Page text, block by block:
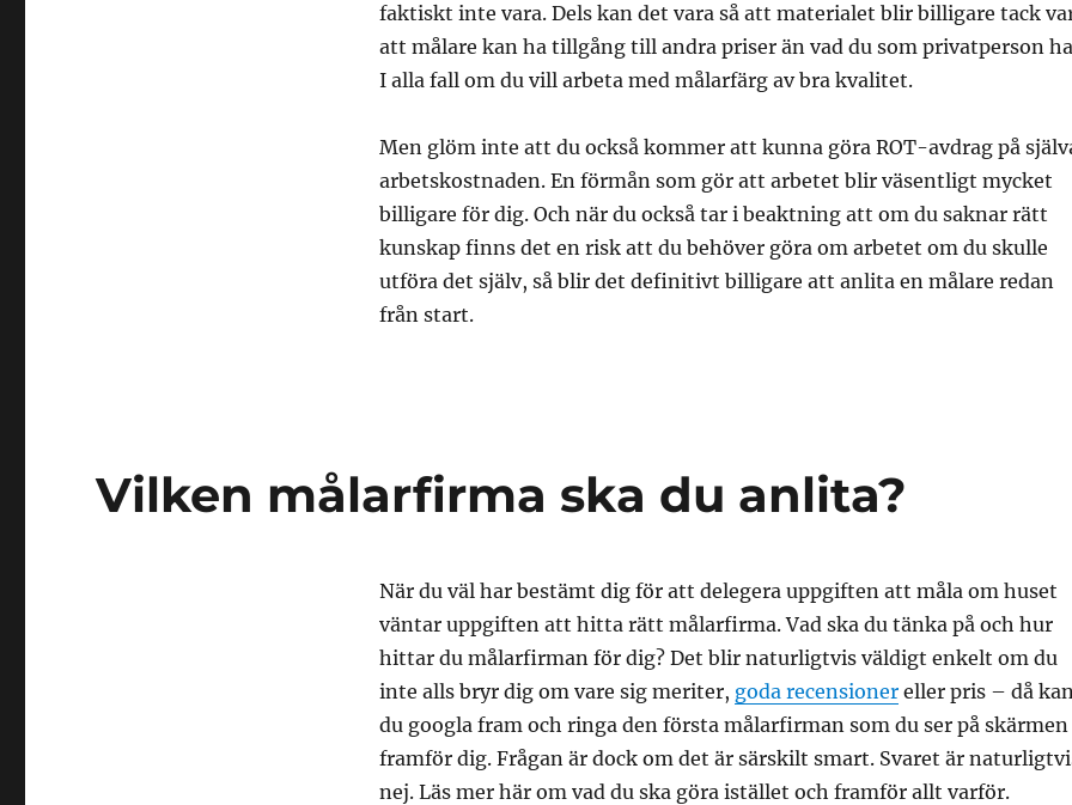
faktiskt inte vara. Dels kan det vara så att materialet blir billigare tack
att målare kan ha tillgång till andra priser än vad du som privatperson
I alla fall om du vill arbeta med målarfärg av bra kvalitet.
Men glöm inte att du också kommer att kunna göra ROT-avdrag på
arbetskostnaden. En förmån som gör att arbetet blir väsentligt mycket
billigare för dig. Och när du också tar i beaktning att om du saknar rätt
kunskap finns det en risk att du behöver göra om arbetet om du skulle
utföra det själv, så blir det definitivt billigare att anlita en målare redan
från start.
Vilken målarfirma ska du anlita?
När du väl har bestämt dig för att delegera uppgiften att måla om huset
väntar uppgiften att hitta rätt målarfirma. Vad ska du tänka på och hur
hittar du målarfirman för dig? Det blir naturligtvis väldigt enkelt om du
inte alls bryr dig om vare sig meriter, goda recensionereller pris – då
du googla fram och ringa den första målarfirman som du ser på skärmen
framför dig. Frågan är dock om det är särskilt smart. Svaret är
nej. Läs mer här om vad du ska göra istället och framför allt varför.